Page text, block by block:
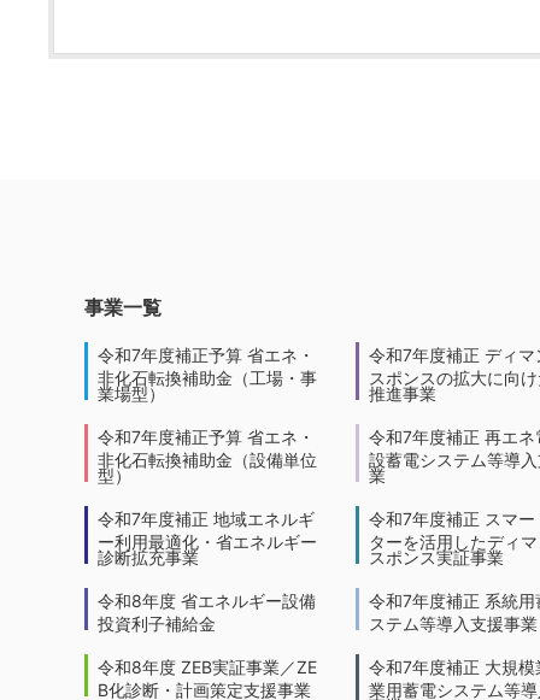
事業一覧
令和7年度補正予算 省エネ・
非化石転換補助金（工場・事
業場型）
令和7年度補正予算 省エネ・
非化石転換補助金（設備単位
型）
令和7年度補正 地域エネルギ
ー利用最適化・省エネルギー
診断拡充事業
令和8年度 省エネルギー設備
投資利子補給金
令和8年度 ZEB実証事業／ZE
B化診断・計画策定支援事業
令和7年度補正 ディマ
スポンスの拡大に向
推進事業
令和7年度補正 再エネ
設蓄電システム等導
業
令和7年度補正 スマー
ターを活用したディ
スポンス実証事業
令和7年度補正 系統用
ステム等導入支援事業
令和7年度補正 大規模
業用蓄電システム等